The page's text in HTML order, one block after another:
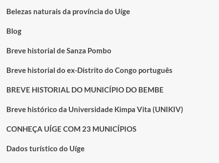
Belezas naturais da província do Uíge
Blog
Breve historial de Sanza Pombo
Breve historial do ex-Distrito do Congo português
BREVE HISTORIAL DO MUNICÍPIO DO BEMBE
Breve histórico da Universidade Kimpa Vita (UNIKIV)
CONHEÇA UÍGE COM 23 MUNICÍPIOS
Dados turístico do Uíge